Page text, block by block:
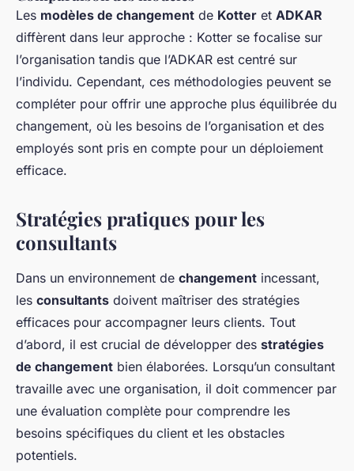
Les modèles de changement de Kotter et ADKAR
diffèrent dans leur approche : Kotter se focalise sur
l’organisation tandis que l’ADKAR est centré sur
l’individu. Cependant, ces méthodologies peuvent se
compléter pour offrir une approche plus équilibrée du
changement, où les besoins de l’organisation et des
employés sont pris en compte pour un déploiement
efficace.
Stratégies pratiques pour les
consultants
Dans un environnement de changement incessant,
les consultants doivent maîtriser des stratégies
efficaces pour accompagner leurs clients. Tout
d’abord, il est crucial de développer des stratégies
de changement bien élaborées. Lorsqu’un consultant
travaille avec une organisation, il doit commencer par
une évaluation complète pour comprendre les
besoins spécifiques du client et les obstacles
potentiels.